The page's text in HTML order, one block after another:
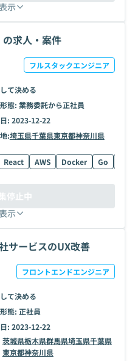
示
求人・案件
フルスタックエンジニア
て決める
態: 業務委託から正社員
: 2023-12-22
:埼玉県千葉県東京都神奈川県
React AWS Docker Go
示
停止中
サービスのUX改善
フロントエンドエンジニア
て決める
態: 正社員
: 2023-12-22
茨城県栃木県群馬県埼玉県千葉県
東京都神奈川県